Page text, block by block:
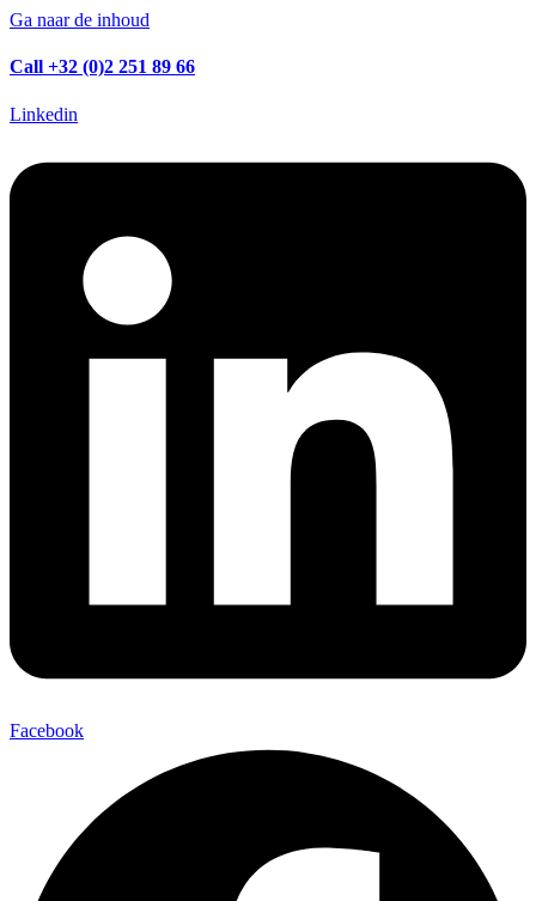
Ga naar de inhoud
Call +32 (0)2 251 89 66
Linkedin
Facebook